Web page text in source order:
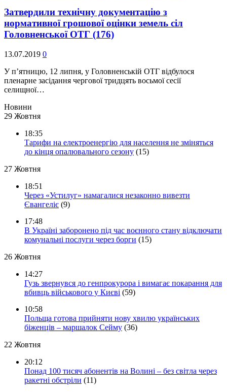
Затвердили технічну документацію з
нормативної грошової оцінки земель сіл
Головненської ОТГ (176)
13.07.2019 0
У п’ятницю, 12 липня, у Головненській ОТГ відбулося
пленарне засідання чергової тридцять восьмої сесії
селищної…
Новини
29 Жовтня
18:35
Тарифи на електроенергію для населення не зміняться
до кінця опалювального сезону (15)
27 Жовтня
18:51
Через «Устилуг» намагалися незаконно вивезти
Євангеліє (9)
17:48
В Україні заборонено під час воєнного стану відключати
комунальні послуги через борги (15)
26 Жовтня
14:27
Гузь звернувся до генпрокурора і вимагає покарання для
вбивць військового у Києві (59)
10:58
Польща готова прийняти нову хвилю українських
біженців – маршалок Сейму (36)
22 Жовтня
20:12
Понад 100 тисяч абонентів на Волині – без світла через
ракетні обстріли (11)